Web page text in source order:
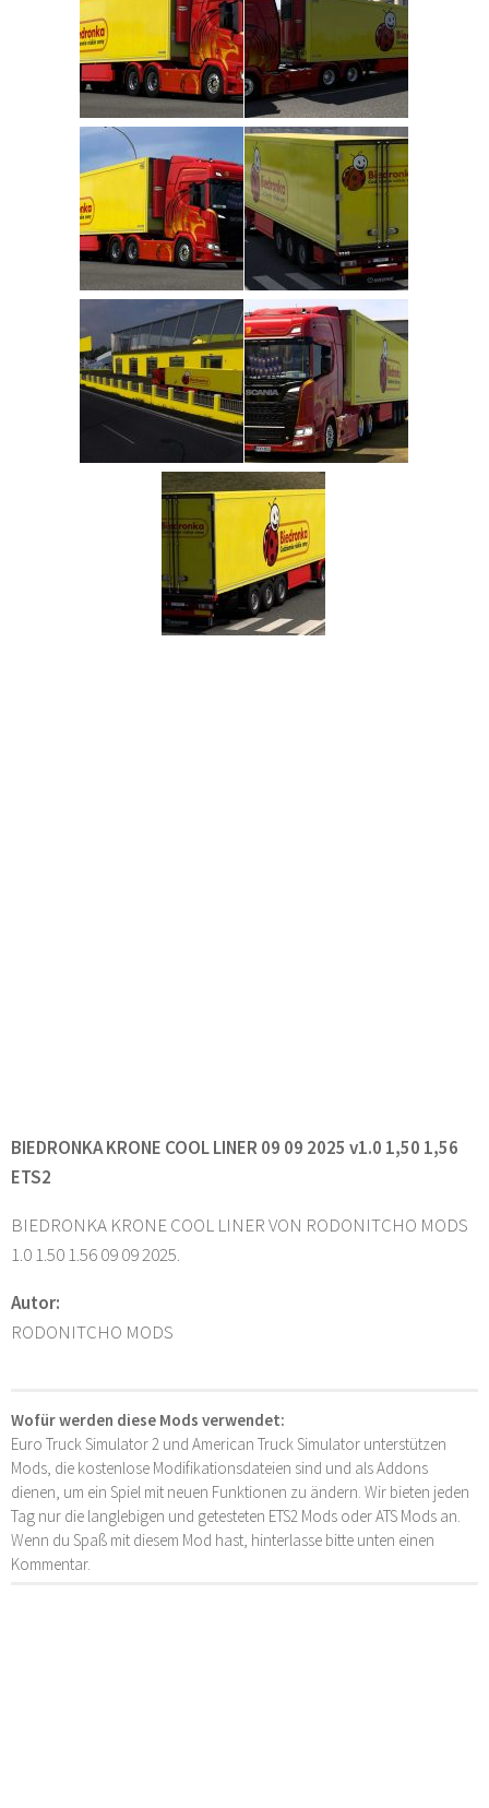
BIEDRONKA KRONE COOL LINER 09 09 2025 v1.0 1,50 1,56
ETS2
BIEDRONKA KRONE COOL LINER VON RODONITCHO MODS
1.0 1.50 1.56 09 09 2025.
Autor:
RODONITCHO MODS
Wofür werden diese Mods verwendet:
Euro Truck Simulator 2 und American Truck Simulator unterstützen
Mods, die kostenlose Modifikationsdateien sind und als Addons
dienen, um ein Spiel mit neuen Funktionen zu ändern. Wir bieten jeden
Tag nur die langlebigen und getesteten ETS2 Mods oder ATS Mods an.
Wenn du Spaß mit diesem Mod hast, hinterlasse bitte unten einen
Kommentar.